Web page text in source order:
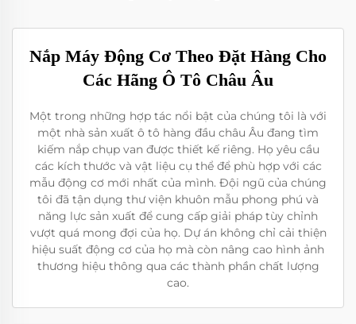
Nắp Máy Động Cơ Theo Đặt Hàng Cho
Các Hãng Ô Tô Châu Âu
Một trong những hợp tác nổi bật của chúng tôi là với
một nhà sản xuất ô tô hàng đầu châu Âu đang tìm
kiếm nắp chụp van được thiết kế riêng. Họ yêu cầu
các kích thước và vật liệu cụ thể để phù hợp với các
mẫu động cơ mới nhất của mình. Đội ngũ của chúng
tôi đã tận dụng thư viện khuôn mẫu phong phú và
năng lực sản xuất để cung cấp giải pháp tùy chỉnh
vượt quá mong đợi của họ. Dự án không chỉ cải thiện
hiệu suất động cơ của họ mà còn nâng cao hình ảnh
thương hiệu thông qua các thành phần chất lượng
cao.